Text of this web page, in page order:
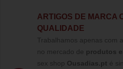
ARTIGOS DE MARCA
QUALIDADE
Trabalhamos apenas com
no mercado de produtos
sex shop Ousadias.pt é